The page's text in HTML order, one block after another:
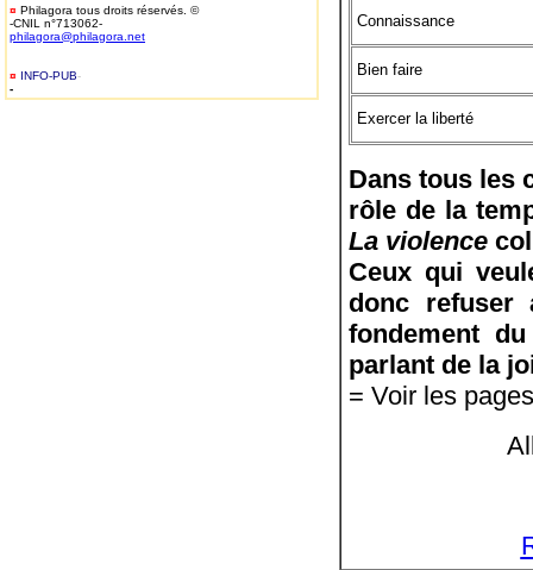
¤ Philagora tous droits réservés. ©
-CNIL n°713062-
philagora@philagora.net
¤ INFO-PUB-
-
Connaissance
Bien faire
Exercer la liberté
Dans tous les
rôle de la
La violence
Ceux qui
donc refuser
fondement
parlant de la
= Voir les